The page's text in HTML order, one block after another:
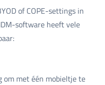
of COPE-settings in
software heeft vele
met één mobieltje te